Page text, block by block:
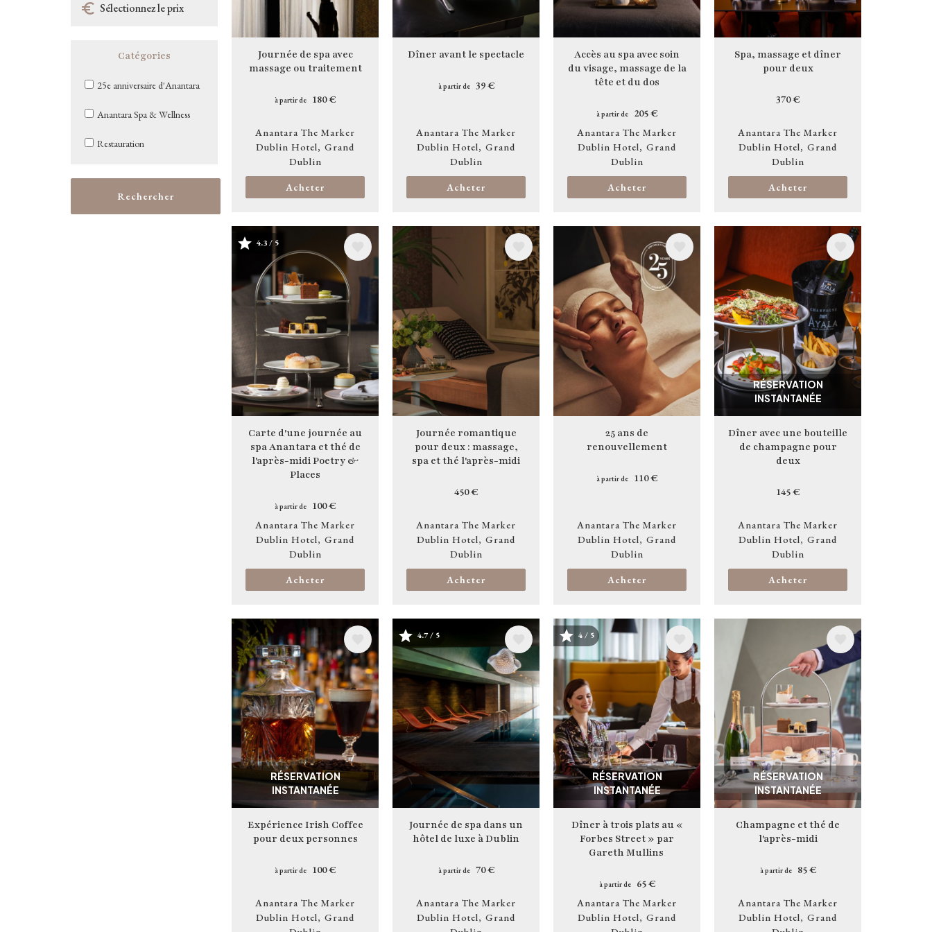
Catégories
25e anniversaire d'Anantara
Anantara Spa & Wellness
Restauration
Rechercher
Journée de spa avec
massage ou traitement
à partir de 180 €
Anantara The Marker
Dublin Hotel
Grand
Dublin
Acheter
Dîner avant le spectacle
à partir de 39 €
Anantara The Marker
Dublin Hotel
Grand
Dublin
Acheter
Accès au spa avec soin
du visage, massage de la
tête et du dos
à partir de
205 €
Anantara The Marker
Dublin Hotel
Grand
Dublin
Acheter
Spa, massage et dîner
pour deux
370 €
Anantara The Marker
Dublin Hotel
Grand
Dublin
Acheter
Image
4.3 / 5
Carte d'une journée au
spa Anantara et thé de
l'après-midi Poetry &
Places
à partir de
100 €
Anantara The Marker
Dublin Hotel
Grand
Dublin
Acheter
Image
Journée romantique
pour deux : massage,
spa et thé l'après-midi
450 €
Anantara The Marker
Dublin Hotel
Grand
Dublin
Acheter
Image
25 ans de
renouvellement
à partir de 110 €
Anantara The Marker
Dublin Hotel
Grand
Dublin
Acheter
RÉSERVATION
INSTANTANÉE
Image
Dîner avec une bouteille
de champagne pour
deux
145 €
Anantara The Marker
Dublin Hotel
Grand
Dublin
Acheter
RÉSERVATION
INSTANTANÉE
Image
Expérience Irish Coffee
pour deux personnes
à partir de 100 €
Anantara The Marker
Dublin Hotel
Grand
Image
4.7 / 5
Journée de spa dans un
hôtel de luxe à Dublin
à partir de 70 €
Anantara The Marker
Dublin Hotel
Grand
RÉSERVATION
INSTANTANÉE
Image
4 / 5
Dîner à trois plats au «
Forbes Street » par
Gareth Mullins
à partir de
65 €
Anantara The Marker
Dublin Hotel
Grand
RÉSERVATION
INSTANTANÉE
Image
Champagne et thé de
l'après-midi
à partir de 85 €
Anantara The Marker
Dublin Hotel
Grand